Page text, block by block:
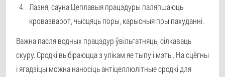
Лазня, сауна.Цеплавыя працэдуры паляпшаюць
кровазварот, чысцяць поры, карысныя пры пахуданні.
Важна пасля водных працэдур ўвільгатняць, сілкаваць
скуру. Сродкі выбіраюцца з улікам яе тыпу і мэты. На сцёгны
і ягадзіцы можна наносіць антіцеллюлітные сродкі для